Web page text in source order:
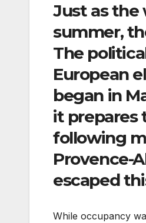
Just as the
summer,
The
European
began in
it prepares
following
Provence-
escaped
While occupancy